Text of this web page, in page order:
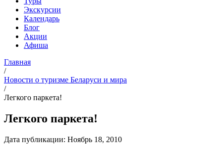
Экскурсии
Календарь
Блог
Акции
Афиша
Главная
/
Новости о туризме Беларуси и мира
/
Легкого паркета!
Легкого паркета!
Дата публикации: Ноябрь 18, 2010